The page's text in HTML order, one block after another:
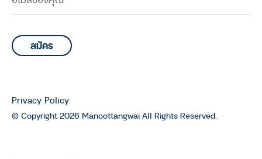
© Copyright 2026 Manoottangwai All Rights Reserved.
Privacy Policy